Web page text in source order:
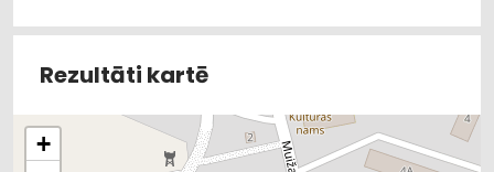
Rezultāti kartē
+